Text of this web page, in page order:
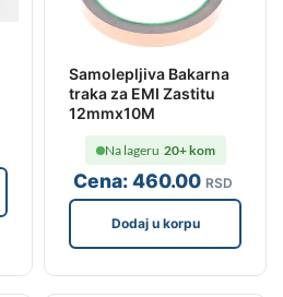
Samolepljiva Bakarna
traka za EMI Zastitu
12mmx10M
Cena:460.00 RSD
Na lageru 20+ kom
Dodaj u korpu